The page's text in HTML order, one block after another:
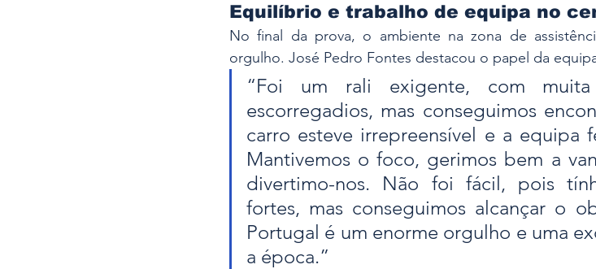
Equilíbrio e trabalho de equipa no
No final da prova, o ambiente na zona de
orgulho. José Pedro Fontes destacou o papel da
“Foi um rali exigente, com
escorregadios, mas conseguimos
carro esteve irrepreensível e a equipa
Mantivemos o foco, gerimos bem a
divertimo-nos. Não foi fácil, pois
fortes, mas conseguimos alcançar o
Portugal é um enorme orgulho e uma
a época.”